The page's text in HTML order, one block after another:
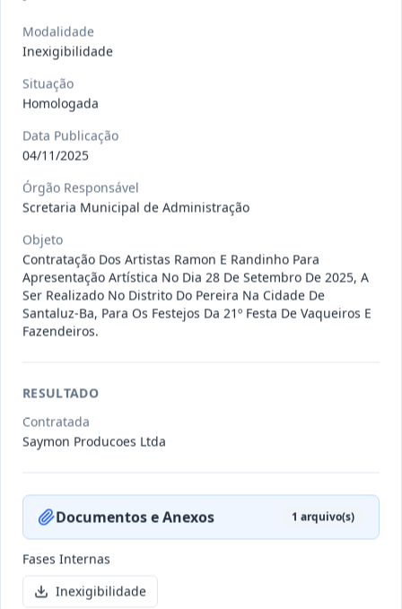
027/2026
Pregão
Eletrônico
SEGURO, PARA
Situação:
Data
:13/07/2026
025/2026
Pregão
Eletrônico
REGISTRO DE PREÇO PARA A
CONTRATAÇÃO DE EMPRESA PARA
LOCAÇÃO...
Situação
Em Andamento
Data:30/06/2026
028/2026
Pregão
CONTRATAÇÃO DE EMPRESA PARA
Ver detalhes
Pregão
REGISTRO DE PREÇOS PARA
FUTURO E EVENTUAL
Modalidade
Inexigibilidade
Situação
Homologada
Data Publicação
04/11/2025
Órgão Responsável
Scretaria Municipal de Administração
Objeto
Contratação Dos Artistas Ramon E Randinho Para
Apresentação Artística No Dia 28 De Setembro De 2025, A
Ser Realizado No Distrito Do Pereira Na Cidade De
Santaluz-Ba, Para Os Festejos Da 21º Festa De Vaqueiros E
Fazendeiros.
RESULTADO
Contratada
Saymon Producoes Ltda
Documentos e Anexos 1 arquivo(s)
Fases Internas
Inexigibilidade